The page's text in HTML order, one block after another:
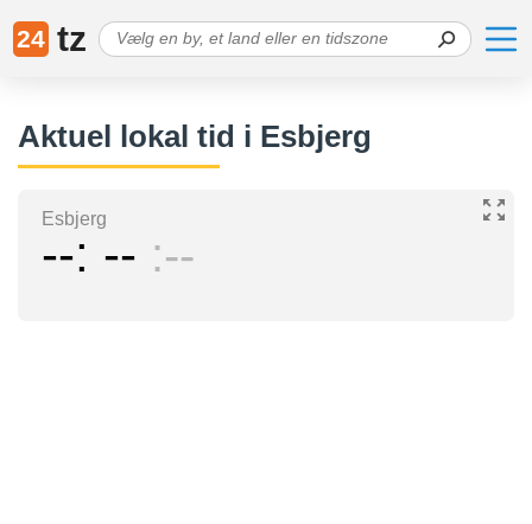
24 tz
Aktuel lokal tid i Esbjerg
Esbjerg
-- -- --